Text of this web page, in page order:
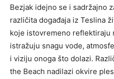
Bezjak idejno se i sadržajno
različita događaja iz Teslina
koje istovremeno reflektiraju
istražuju snagu vode,
i viziju onoga što dolazi.
the Beach nadilazi okvire